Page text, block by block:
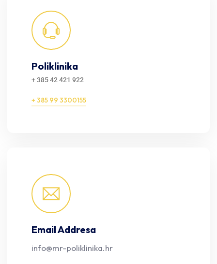
Poliklinika
+ 385 42 421 922
+ 385 99 3300155
Email Addresa
info@mr-poliklinika.hr